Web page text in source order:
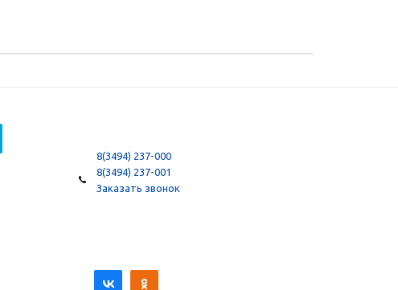
8(3494) 237-000
8(3494) 237-001
Заказать звонок